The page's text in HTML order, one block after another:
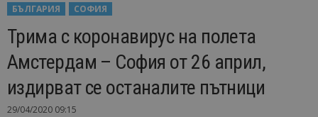
БЪЛГАРИЯ
СОФИЯ
Трима с коронавирус на полета
Амстердам – София от 26 април,
издирват се останалите пътници
29/04/2020 09:15